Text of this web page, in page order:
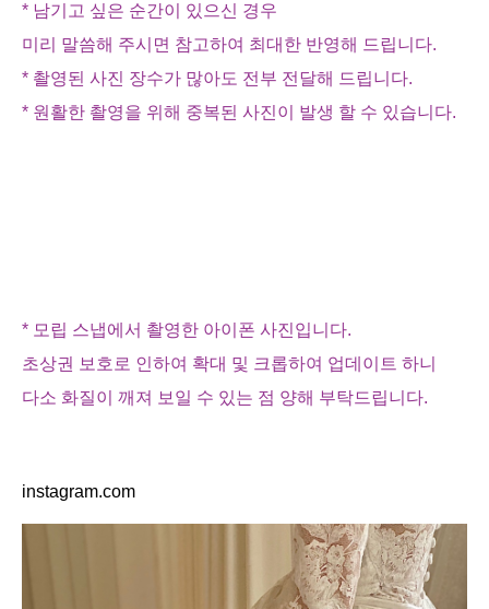
* 남기고 싶은 순간이 있으신 경우
미리 말씀해 주시면 참고하여 최대한 반영해 드립니다.
* 촬영된 사진 장수가 많아도 전부 전달해 드립니다.
* 원활한 촬영을 위해 중복된 사진이 발생 할 수 있습니다.
* 모립 스냅에서 촬영한 아이폰 사진입니다.
초상권 보호로 인하여 확대 및 크롭하여 업데이트 하니
다소 화질이 깨져 보일 수 있는 점 양해 부탁드립니다.
instagram.com